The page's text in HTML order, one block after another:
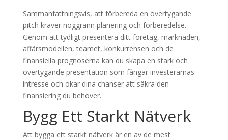
Sammanfattningsvis, att förbereda en övertygande
pitch kräver noggrann planering och förberedelse.
Genom att tydligt presentera ditt företag, marknaden,
affärsmodellen, teamet, konkurrensen och de
finansiella prognoserna kan du skapa en stark och
övertygande presentation som fångar investerarnas
intresse och ökar dina chanser att säkra den
finansiering du behöver.
Bygg Ett Starkt Nätverk
Att bygga ett starkt nätverk är en av de mest